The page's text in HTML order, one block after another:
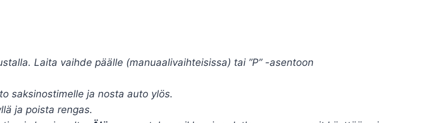
Laita vaihde päälle (manuaalivaihteisissa) tai ”P” -asentoon
saksinostimelle ja nosta auto ylös.
ja poista rengas.